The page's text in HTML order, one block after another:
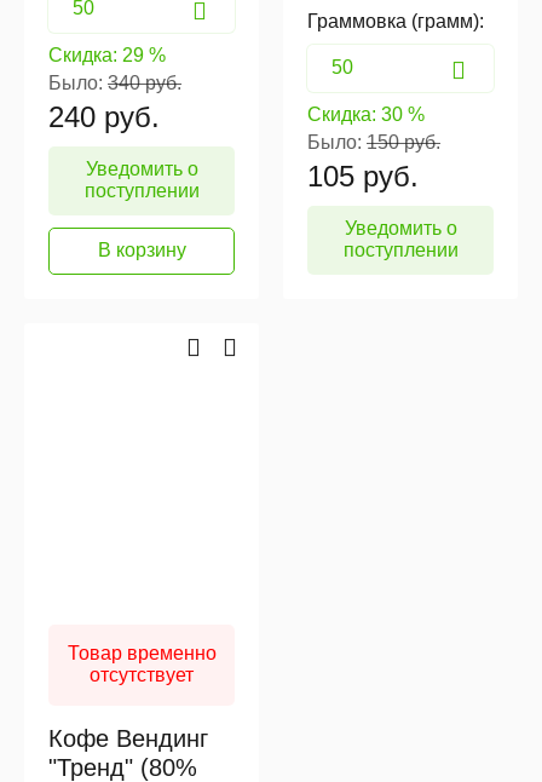
Скидка: 29 %
Было: 340 руб.
240 руб.
Уведомить о
поступлении
В корзину
Граммовка (грамм):
Скидка: 30 %
Было: 150 руб.
105 руб.
Уведомить о
поступлении
Товар временно
отсутствует
Кофе Вендинг
"Тренд" (80%